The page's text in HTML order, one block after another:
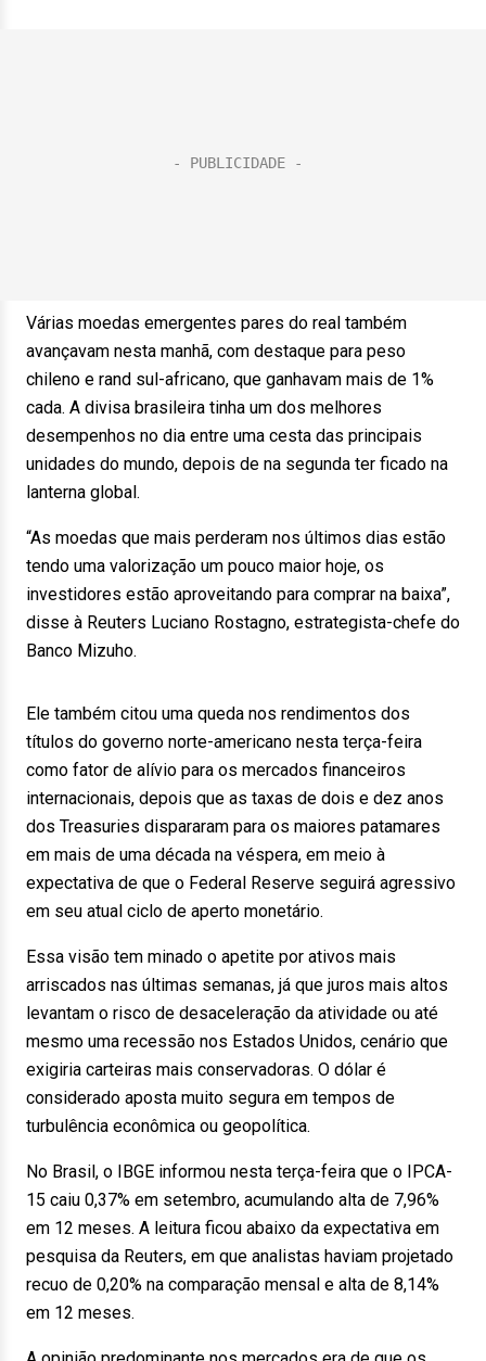
Várias moedas emergentes pares do real também
avançavam nesta manhã, com destaque para peso
chileno e rand sul-africano, que ganhavam mais de 1%
cada. A divisa brasileira tinha um dos melhores
desempenhos no dia entre uma cesta das principais
unidades do mundo, depois de na segunda ter ficado na
lanterna global.
“As moedas que mais perderam nos últimos dias estão
tendo uma valorização um pouco maior hoje, os
investidores estão aproveitando para comprar na baixa”,
disse à Reuters Luciano Rostagno, estrategista-chefe do
Banco Mizuho.
Ele também citou uma queda nos rendimentos dos
títulos do governo norte-americano nesta terça-feira
como fator de alívio para os mercados financeiros
internacionais, depois que as taxas de dois e dez anos
dos Treasuries dispararam para os maiores patamares
em mais de uma década na véspera, em meio à
expectativa de que o Federal Reserve seguirá agressivo
em seu atual ciclo de aperto monetário.
Essa visão tem minado o apetite por ativos mais
arriscados nas últimas semanas, já que juros mais altos
levantam o risco de desaceleração da atividade ou até
mesmo uma recessão nos Estados Unidos, cenário que
exigiria carteiras mais conservadoras. O dólar é
considerado aposta muito segura em tempos de
turbulência econômica ou geopolítica.
No Brasil, o IBGE informou nesta terça-feira que o IPCA-
15 caiu 0,37% em setembro, acumulando alta de 7,96%
em 12 meses. A leitura ficou abaixo da expectativa em
pesquisa da Reuters, em que analistas haviam projetado
recuo de 0,20% na comparação mensal e alta de 8,14%
em 12 meses.